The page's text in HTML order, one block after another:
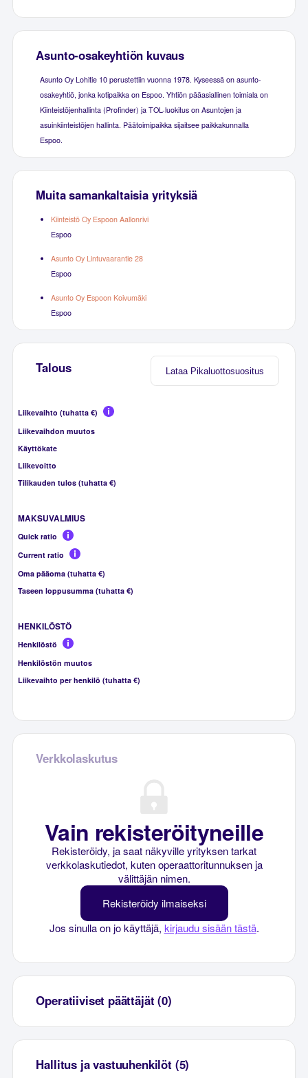
Asunto-osakeyhtiön kuvaus
Asunto Oy Lohitie 10 perustettiin vuonna 1978. Kyseessä on asunto-
osakeyhtiö, jonka kotipaikka on Espoo. Yhtiön pääasiallinen toimiala on
Kiinteistöjenhallinta (Profinder) ja TOL-luokitus on Asuntojen ja
asuinkiinteistöjen hallinta. Päätoimipaikka sijaitsee paikkakunnalla
Espoo.
Muita samankaltaisia yrityksiä
Kiinteistö Oy Espoon Aallonrivi
Espoo
Asunto Oy Lintuvaarantie 28
Espoo
Asunto Oy Espoon Koivumäki
Espoo
Lataa Pikaluottosuositus
Talous
Liikevaihto (tuhatta €)
Liikevaihdon muutos
Käyttökate
Liikevoitto
Tilikauden tulos (tuhatta €)
MAKSUVALMIUS
Quick ratio
Current ratio
Oma pääoma (tuhatta €)
Taseen loppusumma (tuhatta €)
HENKILÖSTÖ
Henkilöstö
Henkilöstön muutos
Liikevaihto per henkilö (tuhatta €)
Verkkolaskutus
Vain rekisteröityneille
Rekisteröidy, ja saat näkyville yrityksen tarkat
verkkolaskutiedot, kuten operaattoritunnuksen ja
välittäjän nimen.
Rekisteröidy ilmaiseksi
Jos sinulla on jo käyttäjä, kirjaudu sisään tästä.
Operatiiviset päättäjät (0)
Hallitus ja vastuuhenkilöt (5)